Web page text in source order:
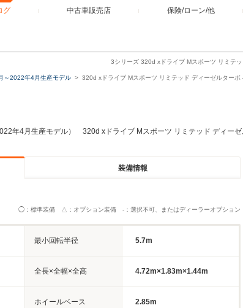
グ 中古車販売店 保険/ローン/他
3シリーズ 320d xドライブ Mスポーツ リミテ
～2022年4月生産モデル 320d xドライブ Mスポーツ リミテッド ディーゼルターボ
年4月生産モデル） 320d xドライブ Mスポーツ リミテッド ディー
装備情報
◯：標準装備 △：オプション装備 -：選択不可、またはディーラーオプション
最小回転半径 5.7m
全長×全幅×全高 4.72m×1.83m×1.44m
ホイールベース 2.85m